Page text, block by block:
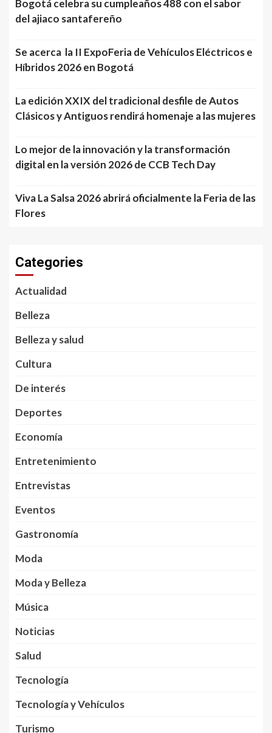
Bogotá celebra su cumpleaños 488 con el sabor
del ajiaco santafereño
Se acerca la II ExpoFeria de Vehículos Eléctricos e
Híbridos 2026 en Bogotá
La edición XXIX del tradicional desfile de Autos
Clásicos y Antiguos rendirá homenaje a las mujeres
Lo mejor de la innovación y la transformación
digital en la versión 2026 de CCB Tech Day
Viva La Salsa 2026 abrirá oficialmente la Feria de las
Flores
Categories
Actualidad
Belleza
Belleza y salud
Cultura
De interés
Deportes
Economía
Entretenimiento
Entrevistas
Eventos
Gastronomía
Moda
Moda y Belleza
Música
Noticias
Salud
Tecnología
Tecnología y Vehículos
Turismo